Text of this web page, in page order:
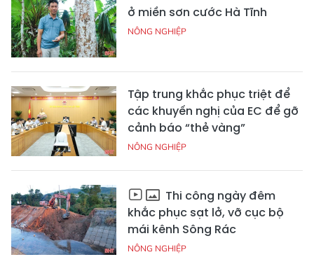
ở miền sơn cước Hà Tĩnh
NÔNG NGHIỆP
Tập trung khắc phục triệt để
các khuyến nghị của EC để gỡ
cảnh báo “thẻ vàng”
NÔNG NGHIỆP
Thi công ngày đêm
khắc phục sạt lở, vỡ cục bộ
mái kênh Sông Rác
NÔNG NGHIỆP